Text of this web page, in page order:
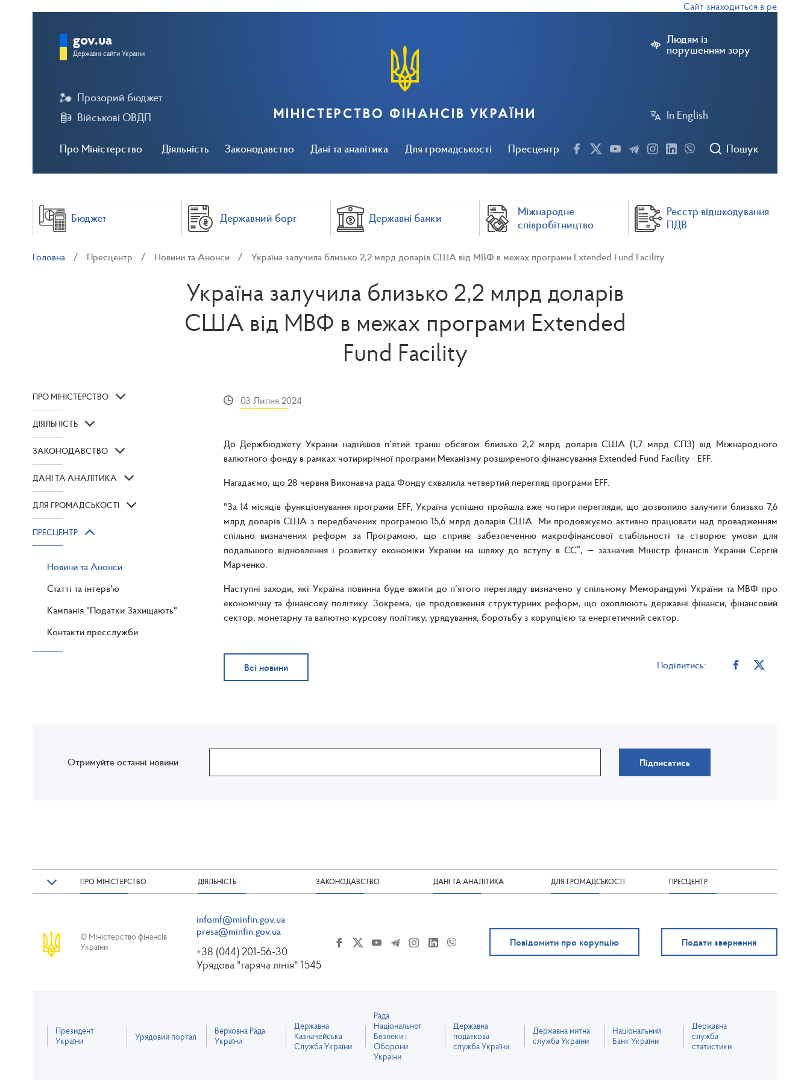
Сайт знаходиться в режимі
Людям із
порушенням зору
In English
Про Міністерство Діяльність Законодавство Дані та аналітика Для громадськості Пресцентр
Прозорий бюджет
Військові ОВДП
Пошук
gov.ua
Державні сайти України
МІНІСТЕРСТВО ФІНАНСІВ УКРАЇНИ
Бюджет Державний борг Державні банки
Міжнародне
співробітництво
Реєстр відшкодування
ПДВ
Головна Пресцентр Новини та Анонси Україна залучила близько 2,2 млрд доларів США від МВФ в межах програми Extended Fund Facility
Україна залучила близько 2,2 млрд доларів
США від МВФ в межах програми Extended
Fund Facility
ПРО МІНІСТЕРСТВО
ДІЯЛЬНІСТЬ
ЗАКОНОДАВСТВО
ДАНІ ТА АНАЛІТИКА
ДЛЯ ГРОМАДСЬКОСТІ
ПРЕСЦЕНТР
Новини та Анонси
Статті та інтерв'ю
Кампанія "Податки Захищають"
Контакти пресслужби
03 Липня 2024
До Держбюджету України надійшов п’ятий транш обсягом близько 2,2 млрд доларів США (1,7 млрд СПЗ) від Міжнародного
валютного фонду в рамках чотирирічної програми Механізму розширеного фінансування Extended Fund Facility - EFF.
Нагадаємо, що 28 червня Виконавча рада Фонду схвалила четвертий перегляд програми EFF.
"За 14 місяців функціонування програми EFF, Україна успішно пройшла вже чотири перегляди, що дозволило залучити близько 7,6
млрд доларів США з передбачених програмою 15,6 млрд доларів США. Ми продовжуємо активно працювати над провадженням
спільно визначених реформ за Програмою, що сприяє забезпеченню макрофінансової стабільності та створює умови для
подальшого відновлення і розвитку економіки України на шляху до вступу в ЄС”, — зазначив Міністр фінансів України Сергій
Марченко.
Наступні заходи, які Україна повинна буде вжити до п’ятого перегляду визначено у спільному Меморандумі України та МВФ про
економічну та фінансову політику. Зокрема, це продовження структурних реформ, що охоплюють державні фінанси, фінансовий
сектор, монетарну та валютно-курсову політику, урядування, боротьбу з корупцією та енергетичний сектор.
Всі новини Поділитись:
Отримуйте останні новини Підписатись
ПРО МІНІСТЕРСТВО ДІЯЛЬНІСТЬ ЗАКОНОДАВСТВО ДАНІ ТА АНАЛІТИКА ДЛЯ ГРОМАДСЬКОСТІ ПРЕСЦЕНТР
© Міністерство фінансів
України
infomf@minfin.gov.ua
presa@minfin.gov.ua
+38 (044) 201-56-30
Урядова "гаряча лінія" 1545
Повідомити про корупцію Подати звернення
Президент
України
Урядовий портал
Верховна Рада
України
Державна
Казначейська
Служба України
Рада
Національної
Безпеки і
Оборони
України
Державна
податкова
служба України
Державна митна
служба України
Національний
Банк України
Державна
служба
статистики